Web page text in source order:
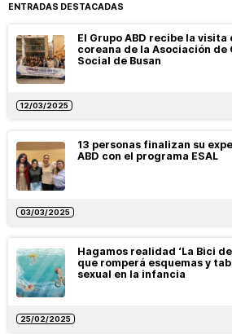
ENTRADAS DESTACADAS
El Grupo ABD recibe la
coreana de la Asociación de
Social de Busan
12/03/2025
13 personas finalizan su
ABD con el programa ESAL
03/03/2025
Hagamos realidad ‘La Bici
que romperá esquemas y
sexual en la infancia
25/02/2025